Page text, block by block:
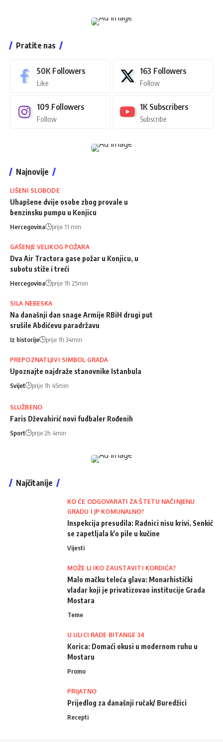
Pratite nas
50K Followers
Like
163 Followers
Follow
109 Followers
Follow
1K Subscribers
Subscribe
Najnovije
LIŠENI SLOBODE
Uhapšene dvije osobe zbog provale u
benzinsku pumpu u Konjicu
Hercegovina prije 11 min
GAŠENJE VELIKOG POŽARA
Dva Air Tractora gase požar u Konjicu, u
subotu stiže i treći
Hercegovina prije 1h 25min
SILA NEBESKA
Na današnji dan snage Armije RBiH drugi put
srušile Abdićevu paradržavu
Iz historije prije 1h 34min
PREPOZNATLJIVI SIMBOL GRADA
Upoznajte najdraže stanovnike Istanbula
Svijet prije 1h 45min
SLUŽBENO
Faris Dževahirić novi fudbaler Rođenih
Sport prije 2h 4min
Najčitanije
KO ĆE ODGOVARATI ZA ŠTETU NAČINJENU
GRADU I JP KOMUNALNO?
Inspekcija presudila: Radnici nisu krivi, Senkić
se zapetljala k'o pile u kučine
Vijesti
MOŽE LI IKO ZAUSTAVITI KORDIĆA?
Malo mačku teleća glava: Monarhistički
vladar koji je privatizovao institucije Grada
Mostara
Teme
U ULICI RADE BITANGE 34
Korica: Domaći okusi u modernom ruhu u
Mostaru
Promo
PRIJATNO
Prijedlog za današnji ručak/ Buredžici
Recepti